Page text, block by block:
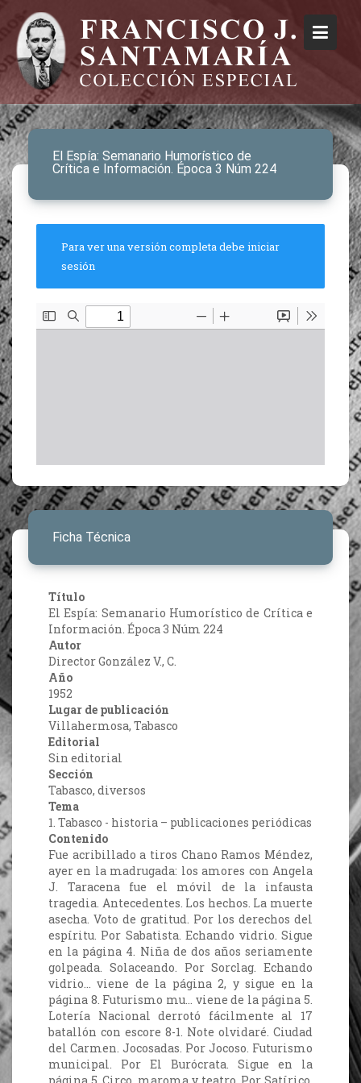
El Espía: Semanario Humorístico de
Crítica e Información. Época 3 Núm 224
Para ver una versión completa debe iniciar
sesión
Ficha Técnica
Título
El Espía: Semanario Humorístico de Crítica e
Información. Época 3 Núm 224
Autor
Director González V., C.
Año
1952
Lugar de publicación
Villahermosa, Tabasco
Editorial
Sin editorial
Sección
Tabasco, diversos
Tema
1. Tabasco - historia – publicaciones periódicas
Contenido
Fue acribillado a tiros Chano Ramos Méndez,
ayer en la madrugada: los amores con Angela
J. Taracena fue el móvil de la infausta
tragedia. Antecedentes. Los hechos. La muerte
asecha. Voto de gratitud. Por los derechos del
espíritu. Por Sabatista. Echando vidrio. Sigue
en la página 4. Niña de dos años seriamente
golpeada. Solaceando. Por Sorclag. Echando
vidrio… viene de la página 2, y sigue en la
página 8. Futurismo mu… viene de la página 5.
Lotería Nacional derrotó fácilmente al 17
batallón con escore 8-1. Note olvidaré. Ciudad
del Carmen. Jocosadas. Por Jocoso. Futurismo
municipal. Por El Burócrata. Sigue en la